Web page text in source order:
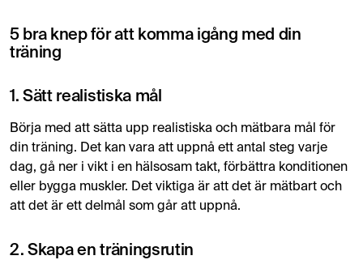
5 bra knep för att komma igång med din
träning
1. Sätt realistiska mål
Börja med att sätta upp realistiska och mätbara mål för
din träning. Det kan vara att uppnå ett antal steg varje
dag, gå ner i vikt i en hälsosam takt, förbättra konditionen
eller bygga muskler. Det viktiga är att det är mätbart och
att det är ett delmål som går att uppnå.
2. Skapa en träningsrutin